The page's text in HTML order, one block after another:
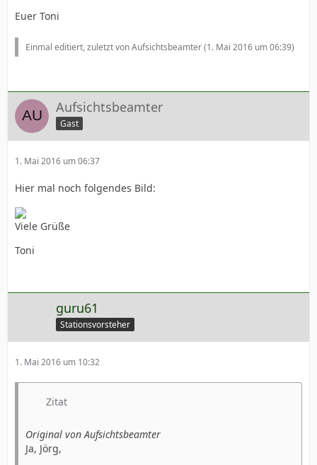
Euer Toni
Einmal editiert, zuletzt von Aufsichtsbeamter (1. Mai 2016 um 06:39)
Aufsichtsbeamter
Gast
1. Mai 2016 um 06:37
Hier mal noch folgendes Bild:
Viele Grüße
Toni
guru61
Stationsvorsteher
1. Mai 2016 um 10:32
Zitat
Original von Aufsichtsbeamter
Ja, Jörg,